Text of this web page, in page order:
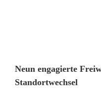
Neun engagierte
Standortwechsel